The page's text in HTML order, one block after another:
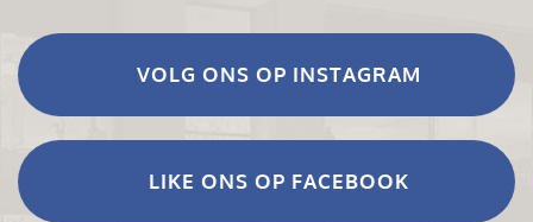
VOLG ONS OP INSTAGRAM
LIKE ONS OP FACEBOOK